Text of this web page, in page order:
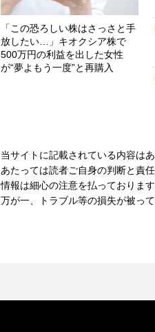
「この恐ろしい株はさっさと手
放したい…」キオクシア株で
500万円の利益を出した女性
が“夢よもう一度”と再購入
当サイトに記載されている内容は
あたっては読者ご自身の判断と責
情報は細心の注意を払っておりま
万が一、トラブル等の損失が被っ